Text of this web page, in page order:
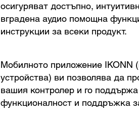
осигуряват достъпно,
вградена аудио помощна
инструкции за всеки продукт.
Мобилното приложение IKONN
устройства) ви позволява да
вашия контролер и го
функционалност и поддръжка